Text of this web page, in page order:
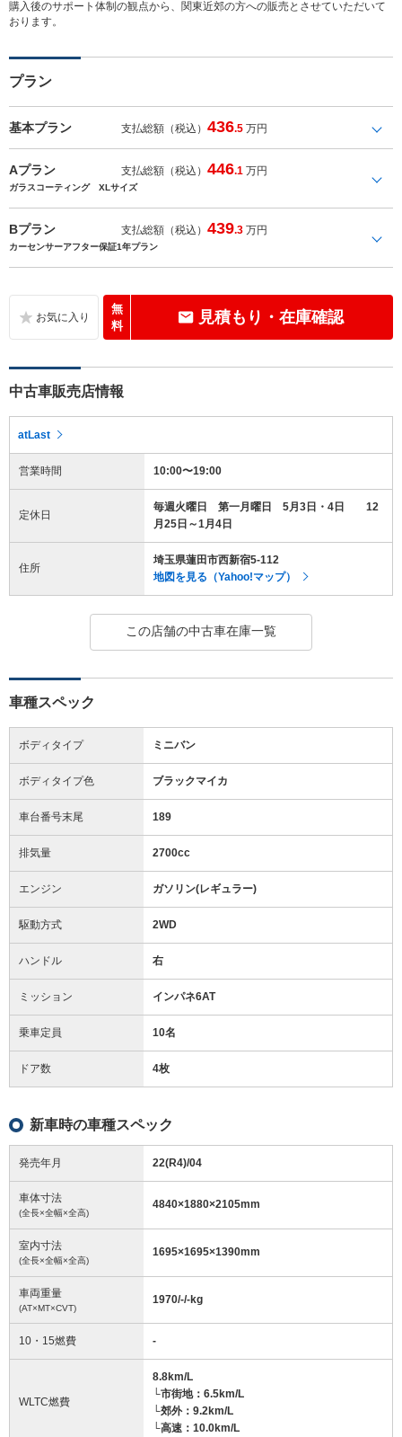
購入後のサポート体制の観点から、関東近郊の方への販売とさせていただいて
おります。
プラン
基本プラン 支払総額（税込）436.5 万円
Aプラン 支払総額（税込）446.1 万円
ガラスコーティング XLサイズ
Bプラン 支払総額（税込）439.3 万円
カーセンサーアフター保証1年プラン
無
料
見積もり・在庫確認
中古車販売店情報
atLast
営業時間 10:00〜19:00
定休日
毎週火曜日 第一月曜日 5月3日・4日 12
月25日～1月4日
住所
埼玉県蓮田市西新宿5-112
地図を見る（Yahoo!マップ）
この店舗の中古車在庫一覧
車種スペック
ボディタイプ ミニバン
ボディタイプ色 ブラックマイカ
車台番号末尾 189
排気量 2700cc
エンジン ガソリン(レギュラー)
駆動方式 2WD
ハンドル 右
ミッション インパネ6AT
乗車定員 10名
ドア数 4枚
新車時の車種スペック
発売年月 22(R4)/04
車体寸法
(全長×全幅×全高)
4840×1880×2105mm
室内寸法
(全長×全幅×全高)
1695×1695×1390mm
車両重量
(AT×MT×CVT)
1970/-/-kg
10・15燃費 -
WLTC燃費
8.8km/L
└市街地：6.5km/L
└郊外：9.2km/L
└高速：10.0km/L